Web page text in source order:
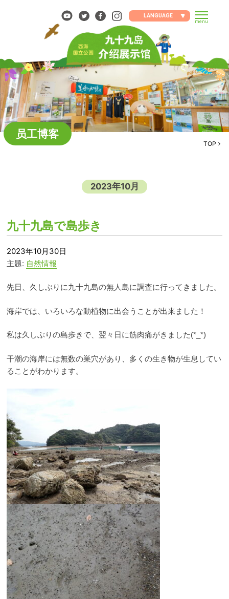
LANGUAGE
menu
TOP
员工博客
2023年10月
九十九島で島歩き
2023年10月30日
主题: 自然情報
先日、久しぶりに九十九島の無人島に調査に行ってきました。
海岸では、いろいろな動植物に出会うことが出来ました！
私は久しぶりの島歩きで、翌々日に筋肉痛がきました(*_*)
干潮の海岸には無数の巣穴があり、多くの生き物が生息してい
ることがわかります。